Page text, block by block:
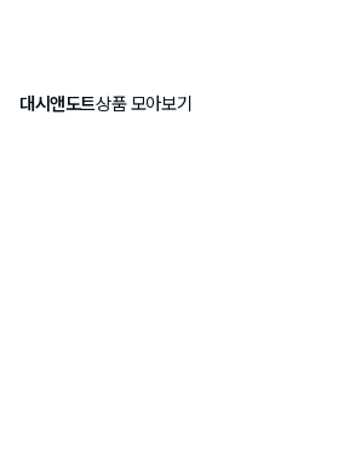
대시앤도트상품 모아보기